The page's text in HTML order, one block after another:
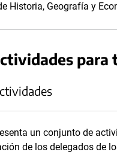
Historia, Geografía y
para
un conjunto de
de los delegados de